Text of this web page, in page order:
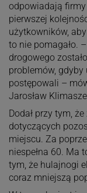
odpowiadają
pierwszej
użytkowników,
to nie pomagało.
drogowego
problemów,
postępowali –
Jarosław
Dodał przy tym,
dotyczących
miejscu. Za
niespełna 60. Ma
tym, że hulajnogi
coraz mniejszą